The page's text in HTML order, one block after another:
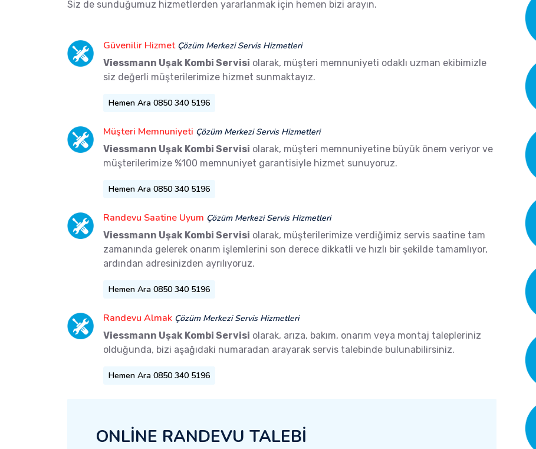
Siz de sunduğumuz hizmetlerden yararlanmak için hemen bizi arayın.
Güvenilir Hizmet Çözüm Merkezi Servis Hizmetleri
Viessmann Uşak Kombi Servisi olarak, müşteri memnuniyeti odaklı uzman ekibimizle
siz değerli müşterilerimize hizmet sunmaktayız.
Hemen Ara 0850 340 5196
Müşteri Memnuniyeti Çözüm Merkezi Servis Hizmetleri
Viessmann Uşak Kombi Servisi olarak, müşteri memnuniyetine büyük önem veriyor ve
müşterilerimize %100 memnuniyet garantisiyle hizmet sunuyoruz.
Hemen Ara 0850 340 5196
Randevu Saatine Uyum Çözüm Merkezi Servis Hizmetleri
Viessmann Uşak Kombi Servisi olarak, müşterilerimize verdiğimiz servis saatine tam
zamanında gelerek onarım işlemlerini son derece dikkatli ve hızlı bir şekilde tamamlıyor,
ardından adresinizden ayrılıyoruz.
Hemen Ara 0850 340 5196
Randevu Almak Çözüm Merkezi Servis Hizmetleri
Viessmann Uşak Kombi Servisi olarak, arıza, bakım, onarım veya montaj talepleriniz
olduğunda, bizi aşağıdaki numaradan arayarak servis talebinde bulunabilirsiniz.
Hemen Ara 0850 340 5196
ONLİNE RANDEVU TALEBİ